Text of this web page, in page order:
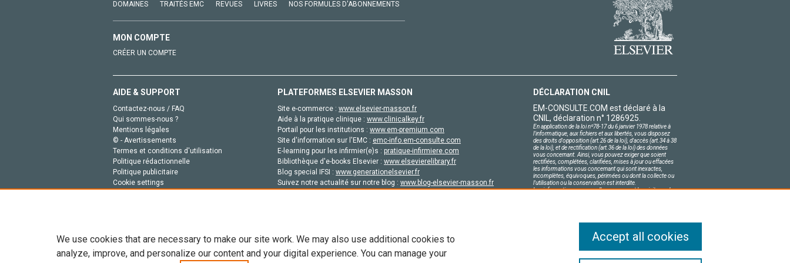
DOMAINES TRAITÉS EMC REVUES LIVRES NOS FORMULES D'ABONNEMENTS
MON COMPTE
CRÉER UN COMPTE
AIDE & SUPPORT
Contactez-nous / FAQ
Qui sommes-nous ?
Mentions légales
© - Avertissements
Termes et conditions d'utilisation
Politique rédactionnelle
Politique publicitaire
Cookie settings
PLATEFORMES ELSEVIER MASSON
Site e-commerce : www.elsevier-masson.fr
Aide à la pratique clinique : www.clinicalkey.fr
Portail pour les institutions : www.em-premium.com
Site d'information sur l'EMC : emc-info.em-consulte.com
E-learning pour les infirmier(e)s : pratique-infirmiere.com
Bibliothèque d'e-books Elsevier : www.elsevierelibrary.fr
Blog special IFSI : www.generationelsevier.fr
Suivez notre actualité sur notre blog : www.blog-elsevier-masson.fr
DÉCLARATION CNIL
EM-CONSULTE.COM est déclaré à la
CNIL, déclaration n° 1286925.
En application de la loi nº78-17 du 6 janvier 1978 relative à
l'informatique, aux fichiers et aux libertés, vous disposez
des droits d'opposition (art.26 de la loi), d'accès (art.34 à 38
de la loi), et de rectification (art.36 de la loi) des données
vous concernant. Ainsi, vous pouvez exiger que soient
rectifiées, complétées, clarifiées, mises à jour ou effacées
les informations vous concernant qui sont inexactes,
incomplètes, équivoques, périmées ou dont la collecte ou
l'utilisation ou la conservation est interdite.
Les informations personnelles concernant les visiteurs de
We use cookies that are necessary to make our site work. We may also use additional cookies to
analyze, improve, and personalize our content and your digital experience. You can manage your
Accept all cookies